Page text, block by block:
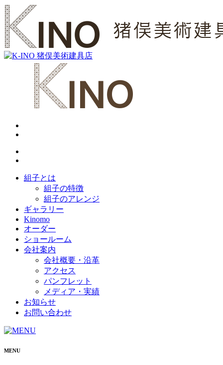
組子とは
組子の特徴
組子のアレンジ
ギャラリー
Kinomo
オーダー
ショールーム
会社案内
会社概要・沿革
アクセス
パンフレット
メディア・実績
お知らせ
お問い合わせ
MENU